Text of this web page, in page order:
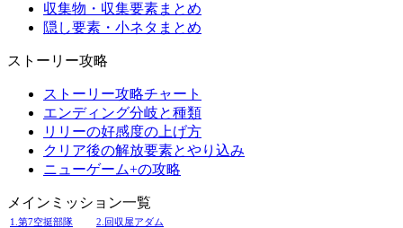
収集物・収集要素まとめ
隠し要素・小ネタまとめ
ストーリー攻略
ストーリー攻略チャート
エンディング分岐と種類
リリーの好感度の上げ方
クリア後の解放要素とやり込み
ニューゲーム+の攻略
メインミッション一覧
1.第7空挺部隊
2.回収屋アダム